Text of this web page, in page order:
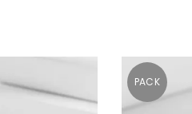
PACK